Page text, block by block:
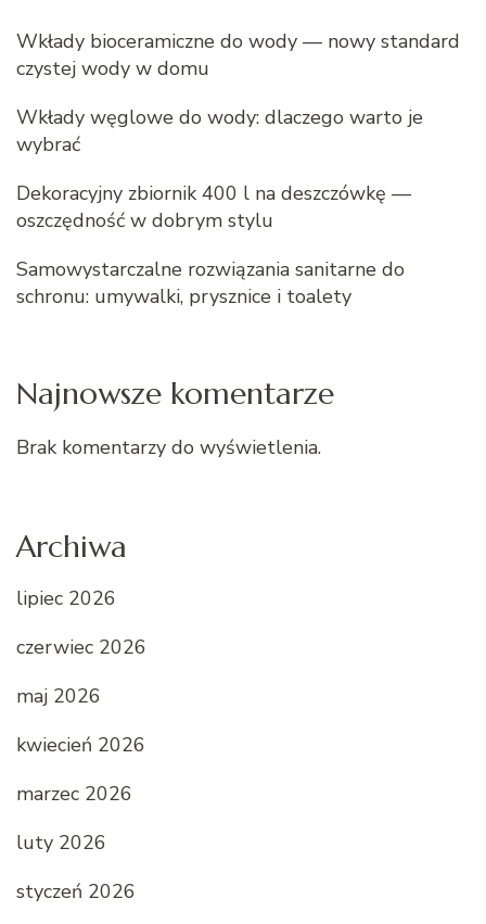
Wkłady bioceramiczne do wody — nowy standard
czystej wody w domu
Wkłady węglowe do wody: dlaczego warto je
wybrać
Dekoracyjny zbiornik 400 l na deszczówkę —
oszczędność w dobrym stylu
Samowystarczalne rozwiązania sanitarne do
schronu: umywalki, prysznice i toalety
Najnowsze komentarze
Brak komentarzy do wyświetlenia.
Archiwa
lipiec 2026
czerwiec 2026
maj 2026
kwiecień 2026
marzec 2026
luty 2026
styczeń 2026